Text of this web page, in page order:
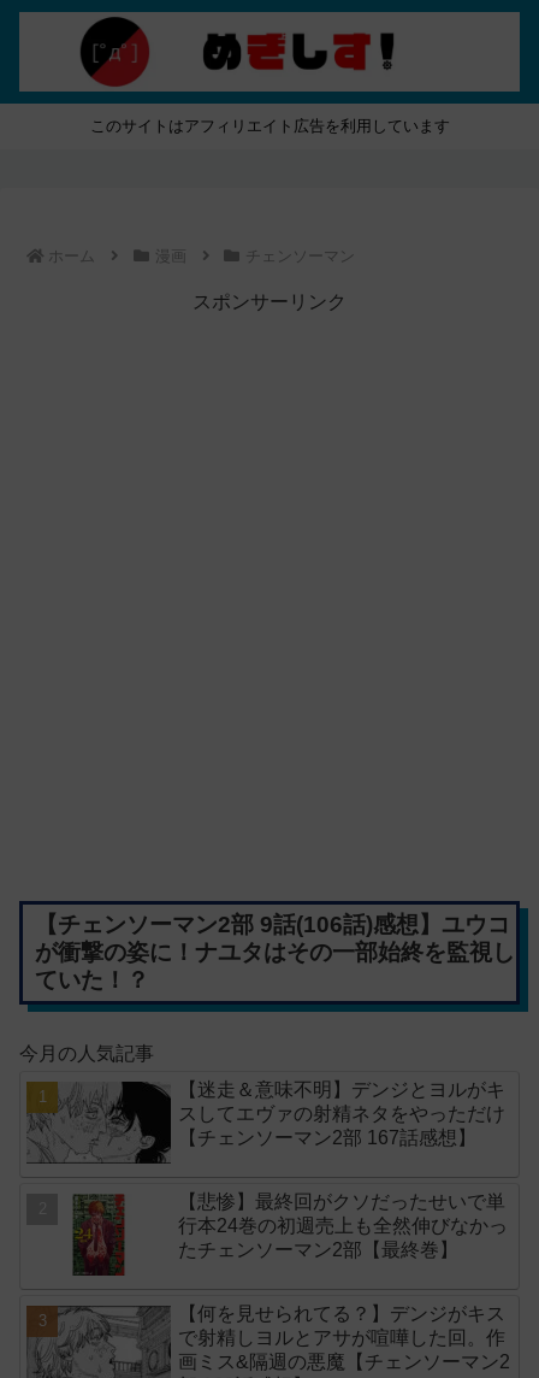
このサイトはアフィリエイト広告を利用しています
ホーム 漫画 チェンソーマン
スポンサーリンク
【チェンソーマン2部 9話(106話)感想】ユウコ
が衝撃の姿に！ナユタはその一部始終を監視し
ていた！？
今月の人気記事
【迷走＆意味不明】デンジとヨルがキ
スしてエヴァの射精ネタをやっただけ
【チェンソーマン2部 167話感想】
【悲惨】最終回がクソだったせいで単
行本24巻の初週売上も全然伸びなかっ
たチェンソーマン2部【最終巻】
【何を見せられてる？】デンジがキス
で射精しヨルとアサが喧嘩した回。作
画ミス&隔週の悪魔【チェンソーマン2